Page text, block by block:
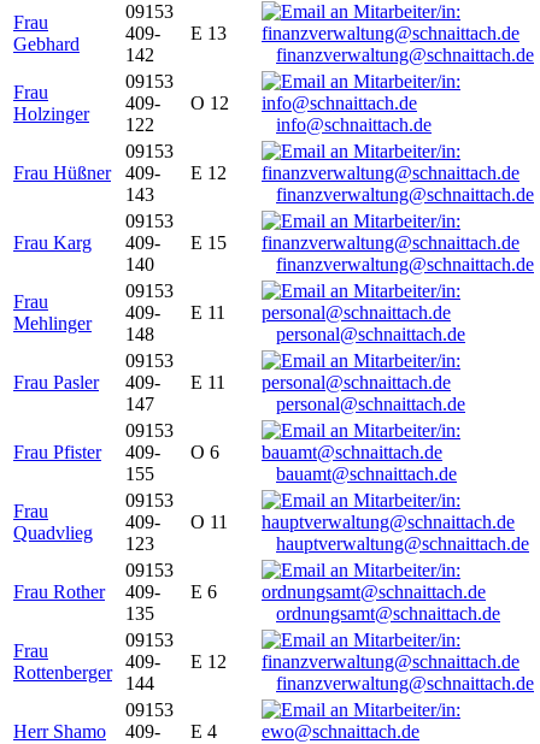
Frau
Gebhard
09153
409-
142
E 13
finanzverwaltung@schnaittach.de
Frau
Holzinger
09153
409-
122
O 12
info@schnaittach.de
Frau Hüßner
09153
409-
143
E 12
finanzverwaltung@schnaittach.de
Frau Karg
09153
409-
140
E 15
finanzverwaltung@schnaittach.de
Frau
Mehlinger
09153
409-
148
E 11
personal@schnaittach.de
Frau Pasler
09153
409-
147
E 11
personal@schnaittach.de
Frau Pfister
09153
409-
155
O 6
bauamt@schnaittach.de
Frau
Quadvlieg
09153
409-
123
O 11
hauptverwaltung@schnaittach.de
Frau Rother
09153
409-
135
E 6
ordnungsamt@schnaittach.de
Frau
Rottenberger
09153
409-
144
E 12
finanzverwaltung@schnaittach.de
Herr Shamo
09153
409-
E 4